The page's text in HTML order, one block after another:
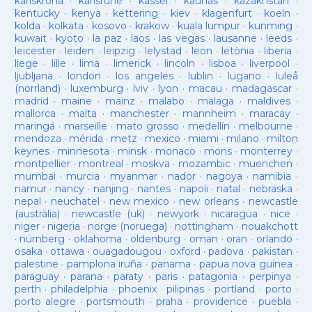
kentucky· kenya · kettering · kiev· klagenfurt · koeln ·
kolda · kolkata · kosovo · krakow· kuala lumpur · kunming ·
kuwait· kyoto · la paz · laos· las vegas· lausanne · leeds ·
leicester· leiden · leipzig · lelystad · leon · letònia · liberia ·
liege · lille · lima · limerick· lincoln · lisboa · liverpool ·
ljubljana · london · los angeles· lublin · lugano · luleå
(norrland) · luxemburg · lviv · lyon · macau · madagascar·
madrid · maine · mainz · malabo · malaga · maldives·
mallorca · malta · manchester· mannheim · maracay·
maringá · marseille · mato grosso · medellín · melbourne ·
mendoza · mérida · metz · mexico · miami · milano · milton
keynes· minnesota · minsk · monaco · mons · monterrey ·
montpellier· montreal · moskva · mozambic· muenchen ·
mumbai · murcia · myanmar· nador · nagoya · namibia ·
namur· nancy · nanjing · nantes · napoli · natal · nebraska ·
nepal · neuchatel · new mexico · new orleans· newcastle
(austràlia) · newcastle (uk) · newyork· nicaragua · nice ·
niger· nigeria · norge (noruega) · nottingham · nouakchott
· nürnberg · oklahoma · oldenburg · oman · oran · orlando ·
osaka · ottawa · ouagadougou · oxford ·padova ·pakistan ·
palestine · pamplona iruña · panama · papua nova guinea ·
paraguay· parana ·paraty · paris·patagonia · perpinya ·
perth ·philadelphia · phoenix·pilipinas ·portland · porto ·
porto alegre ·portsmouth ·praha · providence ·puebla ·